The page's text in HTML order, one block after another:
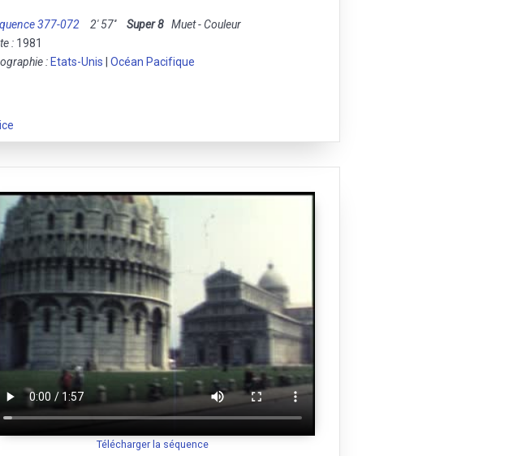
377-072 2' 57'' Super 8 Muet - Couleur
: 1981
: Etats-Unis Océan Pacifique
Télécharger la séquence